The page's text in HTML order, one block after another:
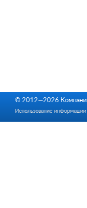
© 2012—2026
Использование